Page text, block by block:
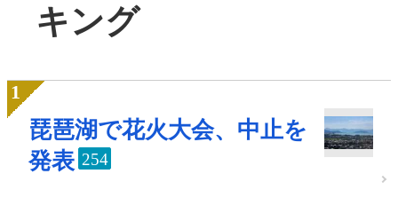
キング
琵琶湖で花火大会、中止を
発表 254